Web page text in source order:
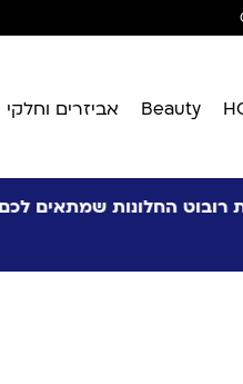
רובוט החלונות שמתאים
Beauty אביזרים וחלקי